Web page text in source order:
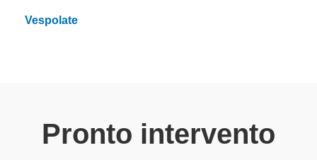
Vespolate
Pronto intervento